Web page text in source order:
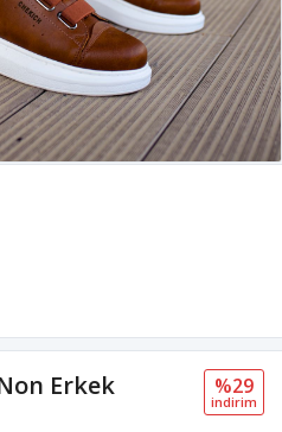
Erkek
%29
i̇ndi̇ri̇m